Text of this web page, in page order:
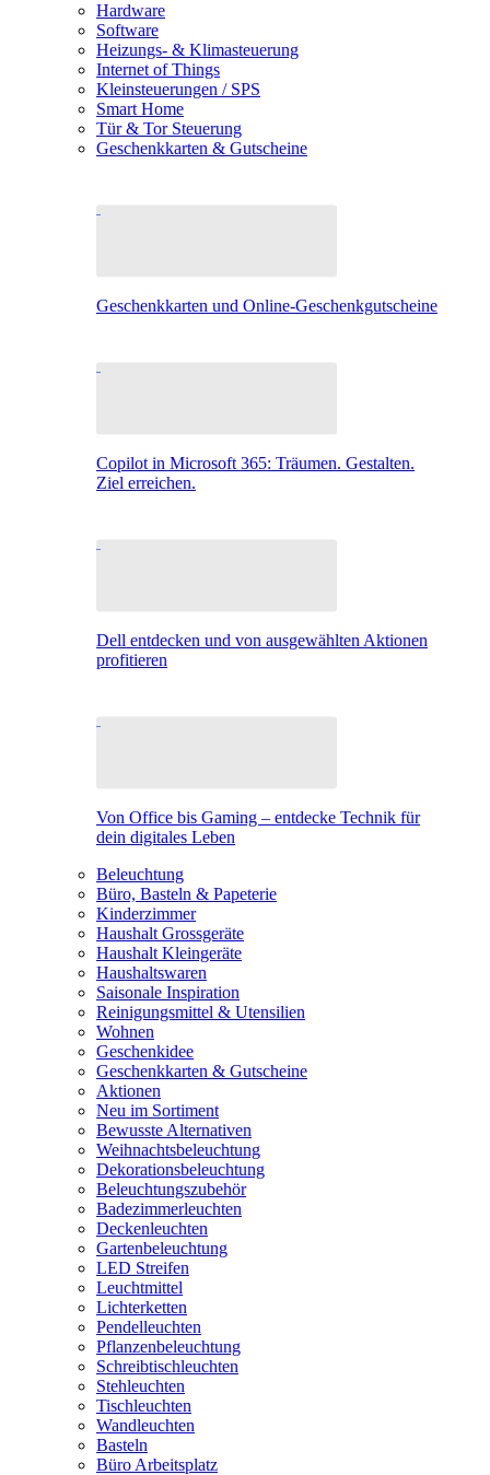
Hardware
Software
Heizungs- & Klimasteuerung
Internet of Things
Kleinsteuerungen / SPS
Smart Home
Tür & Tor Steuerung
Geschenkkarten & Gutscheine
Geschenkkarten und Online-Geschenkgutscheine
Copilot in Microsoft 365: Träumen. Gestalten.
Ziel erreichen.
Dell entdecken und von ausgewählten Aktionen
profitieren
Von Office bis Gaming – entdecke Technik für
dein digitales Leben
Beleuchtung
Büro, Basteln & Papeterie
Kinderzimmer
Haushalt Grossgeräte
Haushalt Kleingeräte
Haushaltswaren
Saisonale Inspiration
Reinigungsmittel & Utensilien
Wohnen
Geschenkidee
Geschenkkarten & Gutscheine
Aktionen
Neu im Sortiment
Bewusste Alternativen
Weihnachtsbeleuchtung
Dekorationsbeleuchtung
Beleuchtungszubehör
Badezimmerleuchten
Deckenleuchten
Gartenbeleuchtung
LED Streifen
Leuchtmittel
Lichterketten
Pendelleuchten
Pflanzenbeleuchtung
Schreibtischleuchten
Stehleuchten
Tischleuchten
Wandleuchten
Basteln
Büro Arbeitsplatz